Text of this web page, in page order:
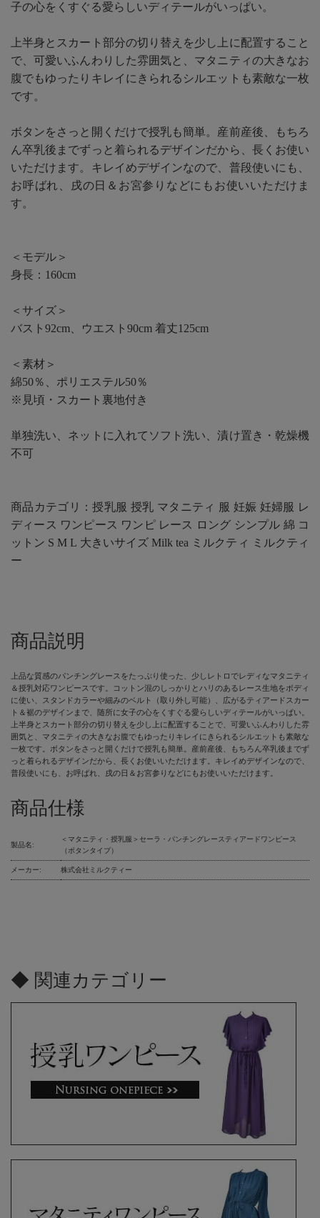
子の心をくすぐる愛らしいディテールがいっぱい。
上半身とスカート部分の切り替えを少し上に配置すること
で、可愛いふんわりした雰囲気と、マタニティの大きなお
腹でもゆったりキレイにきられるシルエットも素敵な一枚
です。
ボタンをさっと開くだけで授乳も簡単。産前産後、もちろ
ん卒乳後までずっと着られるデザインだから、長くお使い
いただけます。キレイめデザインなので、普段使いにも、
お呼ばれ、戌の日＆お宮参りなどにもお使いいただけま
す。
＜モデル＞
身長：160cm
＜サイズ＞
バスト92cm、ウエスト90cm 着丈125cm
＜素材＞
綿50％、ポリエステル50％
※見頃・スカート裏地付き
単独洗い、ネットに入れてソフト洗い、漬け置き・乾燥機
不可
商品カテゴリ：授乳服 授乳 マタニティ 服 妊娠 妊婦服 レ
ディース ワンピース ワンピ レース ロング シンプル 綿 コ
ットン S M L 大きいサイズ Milk tea ミルクティ ミルクティ
ー
商品説明
上品な質感のパンチングレースをたっぷり使った、少しレトロでレディなマタニティ
＆授乳対応ワンピースです。コットン混のしっかりとハリのあるレース生地をボディ
に使い、スタンドカラーや細みのベルト（取り外し可能）、広がるティアードスカー
ト＆裾のデザインまで、随所に女子の心をくすぐる愛らしいディテールがいっぱい。
上半身とスカート部分の切り替えを少し上に配置することで、可愛いふんわりした雰
囲気と、マタニティの大きなお腹でもゆったりキレイにきられるシルエットも素敵な
一枚です。ボタンをさっと開くだけで授乳も簡単。産前産後、もちろん卒乳後までず
っと着られるデザインだから、長くお使いいただけます。キレイめデザインなので、
普段使いにも、お呼ばれ、戌の日＆お宮参りなどにもお使いいただけます。
商品仕様
製品名:
＜マタニティ・授乳服＞セーラ・パンチングレースティアードワンピース
（ボタンタイプ）
メーカー: 株式会社ミルクティー
◆ 関連カテゴリー